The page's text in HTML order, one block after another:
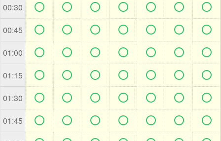
00:30       
00:45       
01:00       
01:15       
01:30       
01:45       